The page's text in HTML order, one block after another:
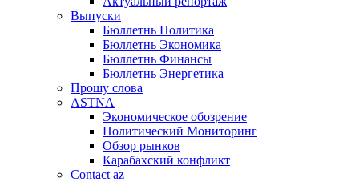
Выпуски
Бюллетнь Политика
Бюллетнь Экономика
Бюллетнь Финансы
Бюллетнь Энергетика
Прошу слова
ASTNA
Экономическое обозрение
Политический Мониторинг
Обзор рынков
Карабахский конфликт
Contact az